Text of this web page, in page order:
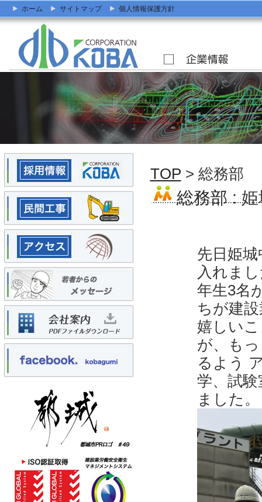
ホーム サイトマップ 個人情報保護方針
TOP > 総務部
総務部 :
先日姫
入れま
年生3名
ちが建
嬉しい
が、も
るよう
学、試
ました。